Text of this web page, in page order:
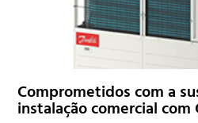
Comprometidos com a
instalação comercial com